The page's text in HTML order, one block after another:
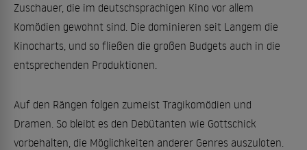
Zuschauer, die im deutschsprachigen Kino vor allem
Komödien gewohnt sind. Die dominieren seit Langem die
Kinocharts, und so fließen die großen Budgets auch in die
entsprechenden Produktionen.
Auf den Rängen folgen zumeist Tragikomödien und
Dramen. So bleibt es den Debütanten wie Gottschick
vorbehalten, die Möglichkeiten anderer Genres auszuloten.